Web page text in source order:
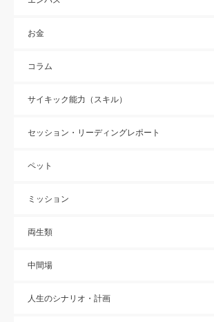
お金
コラム
サイキック能力（スキル）
セッション・リーディングレポート
ペット
ミッション
両生類
中間場
人生のシナリオ・計画